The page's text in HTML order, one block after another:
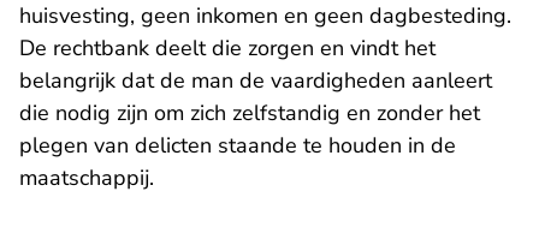
huisvesting, geen inkomen en geen dagbesteding.
De rechtbank deelt die zorgen en vindt het
belangrijk dat de man de vaardigheden aanleert
die nodig zijn om zich zelfstandig en zonder het
plegen van delicten staande te houden in de
maatschappij.